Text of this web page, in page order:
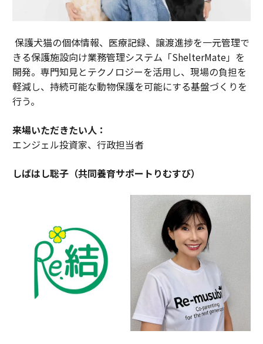
保護犬猫の個体情報、医療記録、譲渡進捗を一元管理で
きる保護施設向け業務管理システム「ShelterMate」を
開発。専門知見とテクノロジーを活用し、現場の負担を
軽減し、持続可能な動物保護を可能にする基盤づくりを
行う。
来場いただきたい人：
エンジェル投資家、行政担当者
しばはし聡子（共同養育サポートりむすび）